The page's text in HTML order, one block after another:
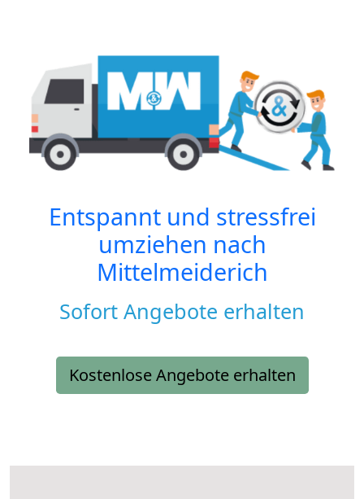
Entspannt und stressfrei
umziehen nach
Mittelmeiderich
Sofort Angebote erhalten
Kostenlose Angebote erhalten